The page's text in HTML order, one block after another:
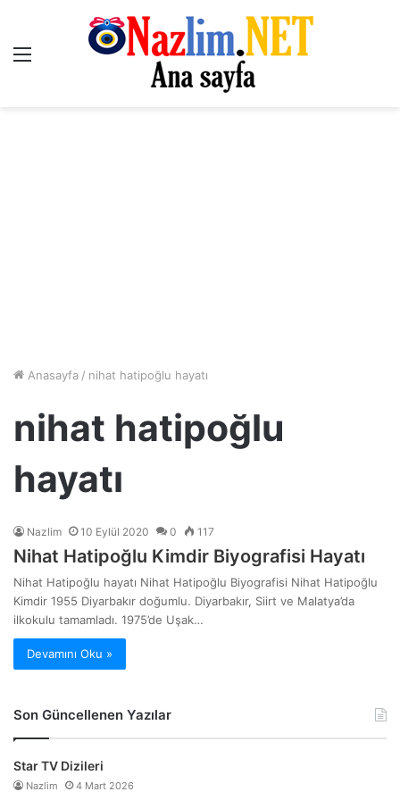
Menü
Anasayfa / nihat hatipoğlu hayatı
nihat hatipoğlu
hayatı
Nazlim 10 Eylül 2020 0 117
Nihat Hatipoğlu Kimdir Biyografisi Hayatı
Nihat Hatipoğlu hayatı Nihat Hatipoğlu Biyografisi Nihat Hatipoğlu
Kimdir 1955 Diyarbakır doğumlu. Diyarbakır, Siirt ve Malatya’da
ilkokulu tamamladı. 1975’de Uşak…
Devamını Oku »
Son Güncellenen Yazılar
Star TV Dizileri
Nazlim 4 Mart 2026